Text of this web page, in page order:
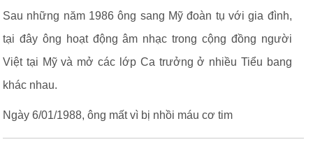
Sau những năm 1986 ông sang Mỹ đoàn tụ với gia đình,
tại đây ông hoạt động âm nhạc trong cộng đồng người
Việt tại Mỹ và mở các lớp Ca trưởng ở nhiều Tiểu bang
khác nhau.
Ngày 6/01/1988, ông mất vì bị nhồi máu cơ tim